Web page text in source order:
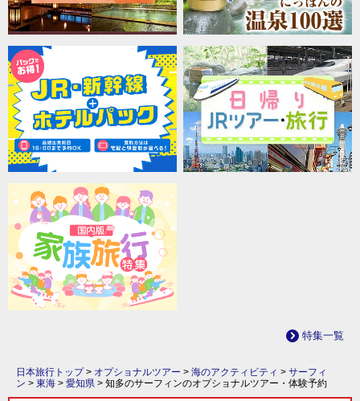
特集一覧
日本旅行トップ> オプショナルツアー > 海のアクティビティ > サーフィ
ン > 東海 > 愛知県 > 知多のサーフィンのオプショナルツアー・体験予約